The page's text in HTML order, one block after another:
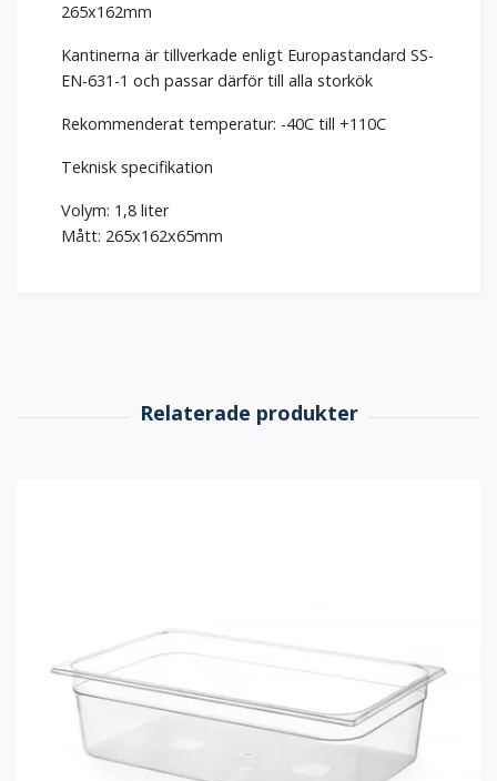
265x162mm
Kantinerna är tillverkade enligt Europastandard SS-
EN-631-1 och passar därför till alla storkök
Rekommenderat temperatur: -40C till +110C
Teknisk specifikation
Volym: 1,8 liter
Mått: 265x162x65mm